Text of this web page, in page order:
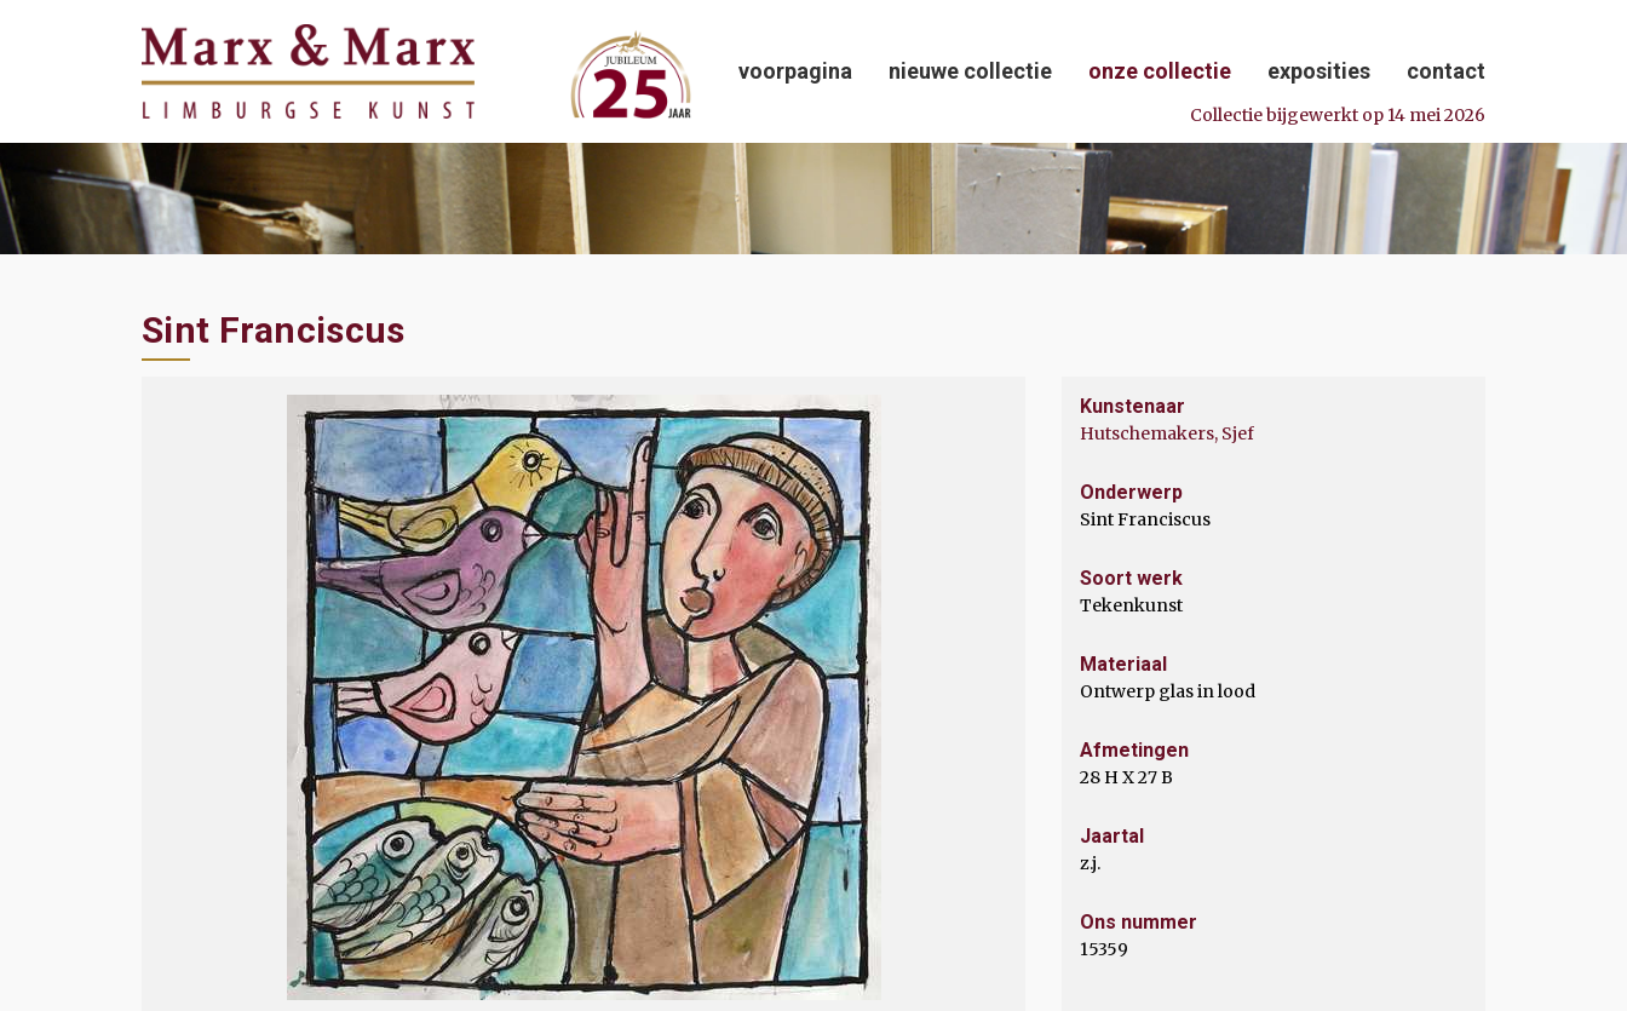
Collectie bijgewerkt op 14 mei 2026
voorpagina nieuwe collectie onze collectie exposities contact
Sint Franciscus
Kunstenaar
Hutschemakers, Sjef
Onderwerp
Sint Franciscus
Soort werk
Tekenkunst
Materiaal
Ontwerp glas in lood
Afmetingen
28 H X 27 B
Jaartal
z.j.
Ons nummer
15359